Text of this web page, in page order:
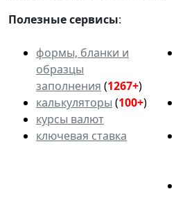
Полезные сервисы:
формы, бланки и
образцы
заполнения (1267+)
калькуляторы (100+)
курсы валют
ключевая ставка